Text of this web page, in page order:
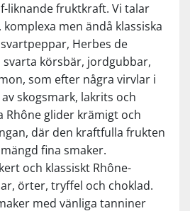
liknande fruktkraft. Vi talar
men ändå klassiska
Herbes de
svarta körsbär, jordgubbar,
som efter några virvlar i
skogsmark, lakrits och
Rhône glider krämigt och
där den kraftfulla frukten
fina smaker.
och klassiskt Rhône-
örter, tryffel och choklad.
med vänliga tanniner